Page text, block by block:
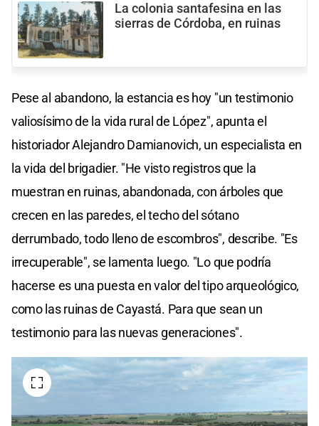
La colonia santafesina en las
sierras de Córdoba, en ruinas
Pese al abandono, la estancia es hoy "un testimonio
valiosísimo de la vida rural de López", apunta el
historiador Alejandro Damianovich, un especialista en
la vida del brigadier. "He visto registros que la
muestran en ruinas, abandonada, con árboles que
crecen en las paredes, el techo del sótano
derrumbado, todo lleno de escombros", describe. "Es
irrecuperable", se lamenta luego. "Lo que podría
hacerse es una puesta en valor del tipo arqueológico,
como las ruinas de Cayastá. Para que sean un
testimonio para las nuevas generaciones".